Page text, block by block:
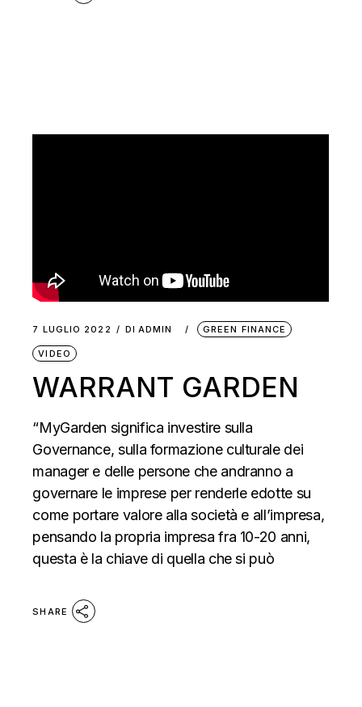
7 LUGLIO 2022 DI ADMIN GREEN FINANCE
VIDEO
WARRANT GARDEN
“MyGarden significa investire sulla
Governance, sulla formazione culturale dei
manager e delle persone che andranno a
governare le imprese per renderle edotte su
come portare valore alla società e all’impresa,
pensando la propria impresa fra 10-20 anni,
questa è la chiave di quella che si può
SHARE